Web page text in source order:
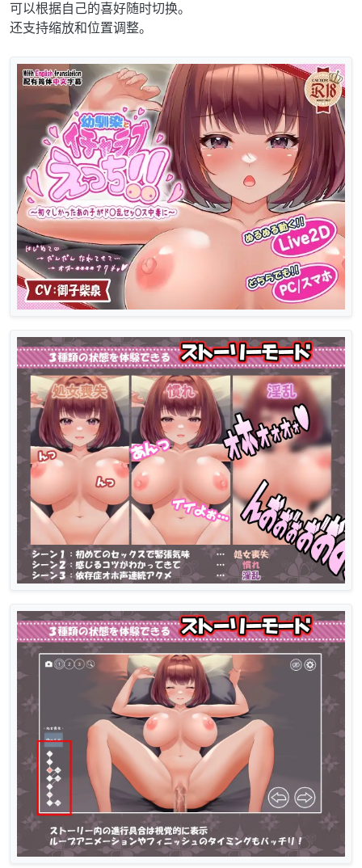
可以根据自己的喜好随时切换。
还支持缩放和位置调整。